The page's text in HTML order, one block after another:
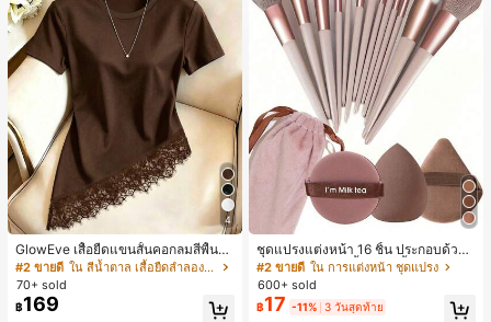
4
GlowEve เสื้อยืดแขนสั้นคอกลมสีพื้นลำ
ลองอเนกประสงค์สำหรับผู้หญิง
#2 ขายดี
ใน สีน้ำตาล เสื้อยืดลำลองพื้นฐาน
70+ sold
฿169
ชุดแปรงแต่งหน้า 16 ชิ้น ประกอบด้วยแ
ปรงแต่งหน้า 13 ชิ้น, ฟองน้ำแต่งหน้ารู
ปหยดน้ำ 1 ชิ้น, แปรงแป้งรองพื้นกลม 1
ชิ้น และฟองน้ำแต่งหน้ารูปสามเหลี่ยม
1 ชิ้น - ชุดคลาสสิก ทำจากขนสังเคราะ
#2 ขายดี ใน การแต่งหน้า ชุดแปรง
600+ sold
฿17 -11% 3 วันสุดท้าย